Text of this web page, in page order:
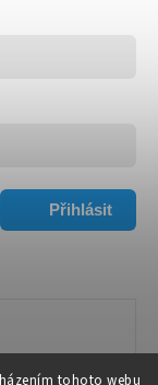
tohoto webu
Přihlásit